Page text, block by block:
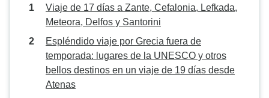
Viaje de 17 días a Zante, Cefalonia, Lefkada,
Meteora, Delfos y Santorini
Espléndido viaje por Grecia fuera de
temporada: lugares de la UNESCO y otros
bellos destinos en un viaje de 19 días desde
Atenas